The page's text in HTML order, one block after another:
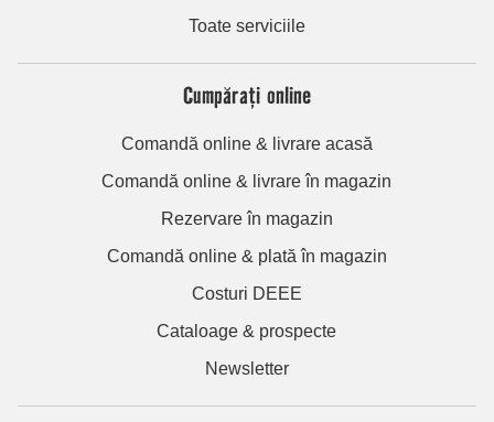
Toate serviciile
Cumpărați online
Comandă online & livrare acasă
Comandă online & livrare în magazin
Rezervare în magazin
Comandă online & plată în magazin
Costuri DEEE
Cataloage & prospecte
Newsletter